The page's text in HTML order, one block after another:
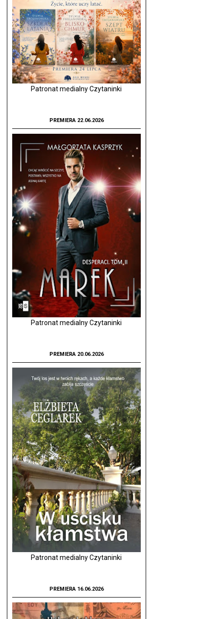
Patronat medialny Czytaninki
PREMIERA 22.06.2026
Patronat medialny Czytaninki
PREMIERA 20.06.2026
Patronat medialny Czytaninki
PREMIERA 16.06.2026